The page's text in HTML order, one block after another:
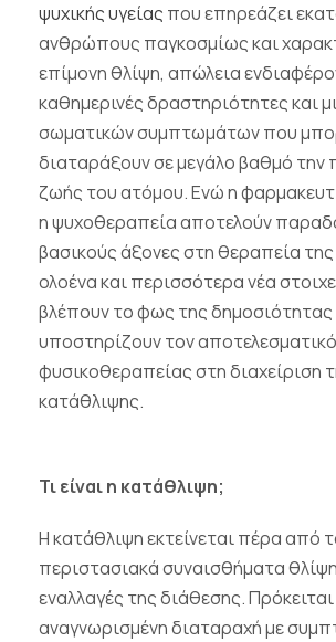
ψυχικής υγείας που επηρεάζει
ανθρώπους παγκοσμίως και
επίμονη θλίψη, απώλεια
καθημερινές δραστηριότητες και
σωματικών συμπτωμάτων που
διαταράξουν σε μεγάλο βαθμό την
ζωής του ατόμου. Ενώ η
η ψυχοθεραπεία αποτελούν
βασικούς άξονες στη θεραπεία
ολοένα και περισσότερα νέα
βλέπουν το φως της δημοσιότητας
υποστηρίζουν τον
φυσικοθεραπείας στη διαχείριση
κατάθλιψης.
Τι είναι η κατάθλιψη;
Η κατάθλιψη εκτείνεται πέρα από
περιστασιακά συναισθήματα
εναλλαγές της διάθεσης. Πρόκειται
αναγνωρισμένη διαταραχή με